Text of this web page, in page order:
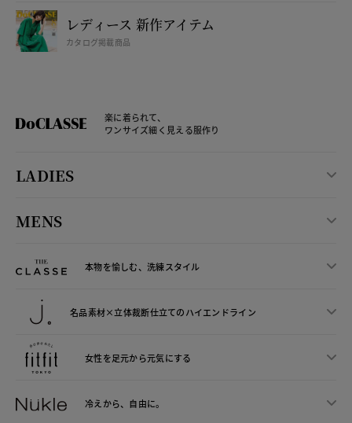
レディース 新作アイテム
カタログ掲載商品
楽に着られて、
ワンサイズ細く見える服作り
LADIES
MENS
本物を愉しむ、洗練スタイル
名品素材×立体裁断仕立てのハイエンドライン
女性を足元から元気にする
冷えから、 自由に。